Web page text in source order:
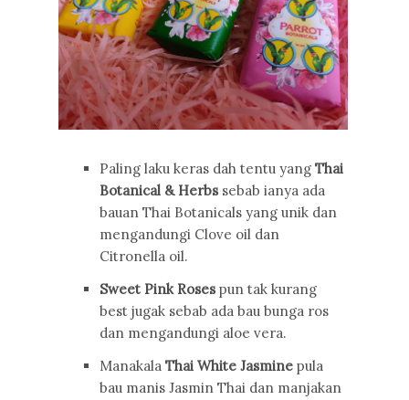
Paling laku keras dah tentu yang Thai
Botanical & Herbs sebab ianya ada
bauan Thai Botanicals yang unik dan
mengandungi Clove oil dan
Citronella oil.
Sweet Pink Roses pun tak kurang
best jugak sebab ada bau bunga ros
dan mengandungi aloe vera.
Manakala Thai White Jasmine pula
bau manis Jasmin Thai dan manjakan